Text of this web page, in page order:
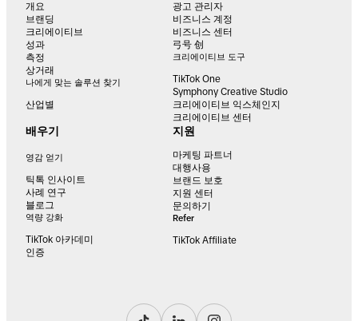
개요
브랜딩
크리에이티브
성과
측정
상거래
나에게 맞는 솔루션 찾기
산업별
광고 관리자
비즈니스 계정
비즈니스 센터
弓号 创
크리에이티브 도구
TikTok One
Symphony Creative Studio
크리에이티브 익스체인지
크리에이티브 센터
배우기
영감 얻기
틱톡 인사이트
사례 연구
블로그
역량 강화
TikTok 아카데미
인증
지원
마케팅 파트너
대행사용
브랜드 보호
지원 센터
문의하기
Refer
TikTok Affiliate